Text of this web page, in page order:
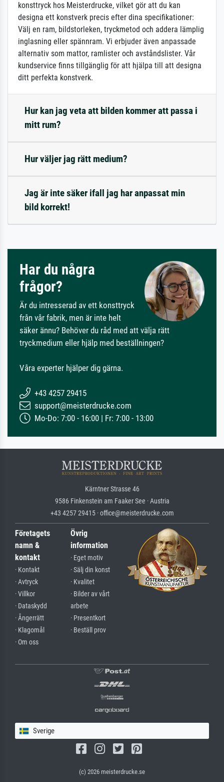
konsttryck hos Meisterdrucke, vilket gör att du kan
designa ett konstverk precis efter dina specifikationer:
Välj en ram, bildstorleken, tryckmetod och addera lämplig
inglasning eller spännram. Vi erbjuder även anpassade
alternativ som mattor, ramlister och avståndslister. Vår
kundservice finns tillgänglig för att hjälpa till att designa
ditt perfekta konstverk.
Hur kan jag veta att bilden kommer att passa i
mitt rum?
Hur väljer jag rätt medium?
Jag är inte säker ifall jag har anpassat min
bild korrekt!
Har du några
frågor?
Är du intresserad av ett konsttryck
från vår fabrik, men är inte helt
säker ännu? Behöver du råd med att välja rätt
tryckmedium eller hjälp med beställningen?
Våra experter hjälper dig gärna.
+43 4257 29415
support@meisterdrucke.com
Mo-Do: 7:00 - 16:00 | Fr: 7:00 - 13:00
Kärntner Strasse 46
9586 Finkenstein am Faaker See · Austria
+43 4257 29415 · office@meisterdrucke.com
Företagets
namn &
kontakt
· Kontakt
· Avtryck
· Villkor
· Dataskydd
· Ångerrätt
· Klagomål
· Om oss
Övrig
information
· Eget motiv
· Sälj din konst
· Kvalitet
· Bilder av vårt
arbete
· Presentkort
· Beställ prov
Sverige
(c) 2026 meisterdrucke.se